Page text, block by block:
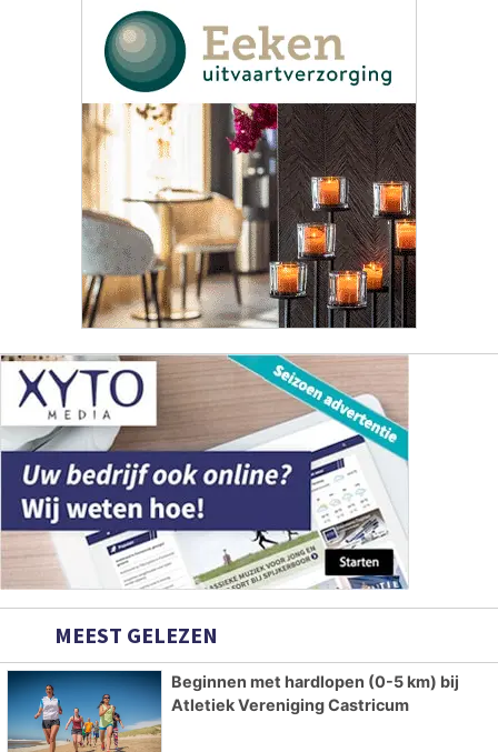
MEEST GELEZEN
Beginnen met hardlopen (0-5 km) bij
Atletiek Vereniging Castricum